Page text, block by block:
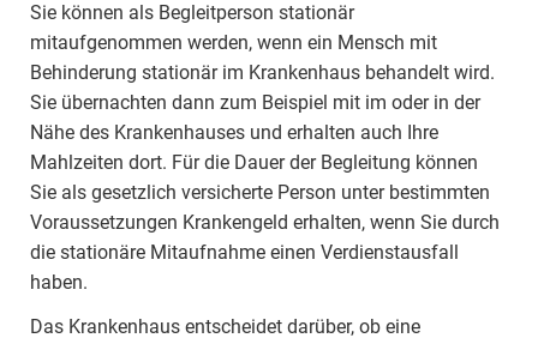
Sie können als Begleitperson stationär
mitaufgenommen werden, wenn ein Mensch mit
Behinderung stationär im Krankenhaus behandelt wird.
Sie übernachten dann zum Beispiel mit im oder in der
Nähe des Krankenhauses und erhalten auch Ihre
Mahlzeiten dort. Für die Dauer der Begleitung können
Sie als gesetzlich versicherte Person unter bestimmten
Voraussetzungen Krankengeld erhalten, wenn Sie durch
die stationäre Mitaufnahme einen Verdienstausfall
haben.
Das Krankenhaus entscheidet darüber, ob eine